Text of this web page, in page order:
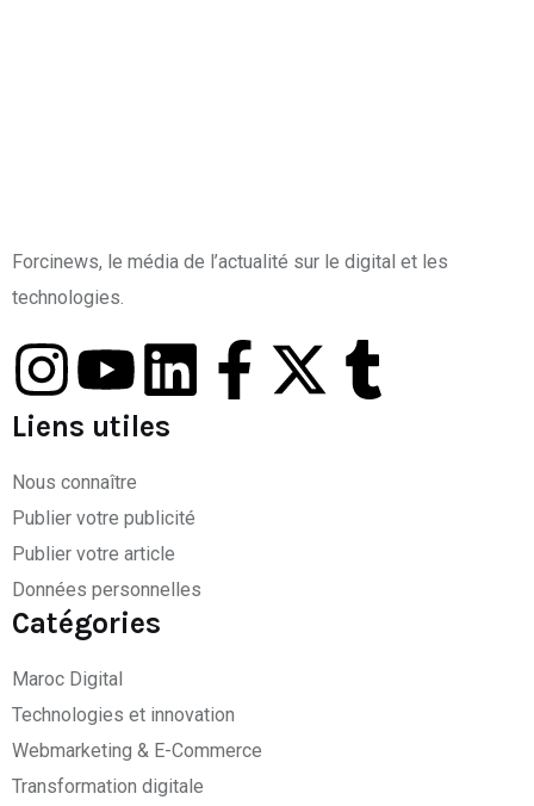
Forcinews, le média de l’actualité sur le digital et les
technologies.
Liens utiles
Nous connaître
Publier votre publicité
Publier votre article
Données personnelles
Catégories
Maroc Digital
Technologies et innovation
Webmarketing & E-Commerce
Transformation digitale